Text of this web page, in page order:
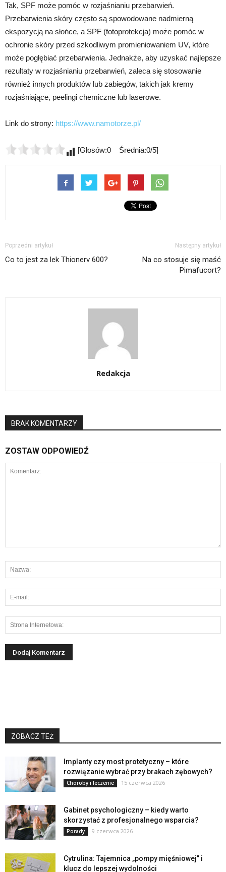
Tak, SPF może pomóc w rozjaśnianiu przebarwień.
Przebarwienia skóry często są spowodowane nadmierną
ekspozycją na słońce, a SPF (fotoprotekcja) może pomóc w
ochronie skóry przed szkodliwym promieniowaniem UV, które
może pogłębiać przebarwienia. Jednakże, aby uzyskać najlepsze
rezultaty w rozjaśnianiu przebarwień, zaleca się stosowanie
również innych produktów lub zabiegów, takich jak kremy
rozjaśniające, peelingi chemiczne lub laserowe.
Link do strony: https://www.namotorze.pl/
[Głosów:0 Średnia:0/5]
Poprzedni artykuł
Co to jest za lek Thionerv 600?
Następny artykuł
Na co stosuje się maść
Pimafucort?
Redakcja
BRAK KOMENTARZY
ZOSTAW ODPOWIEDŹ
ZOBACZ TEŻ
Implanty czy most protetyczny – które
rozwiązanie wybrać przy brakach zębowych?
Choroby i leczenie 15 czerwca 2026
Gabinet psychologiczny – kiedy warto
skorzystać z profesjonalnego wsparcia?
Porady 9 czerwca 2026
Cytrulina: Tajemnica „pompy mięśniowej” i
klucz do lepszej wydolności